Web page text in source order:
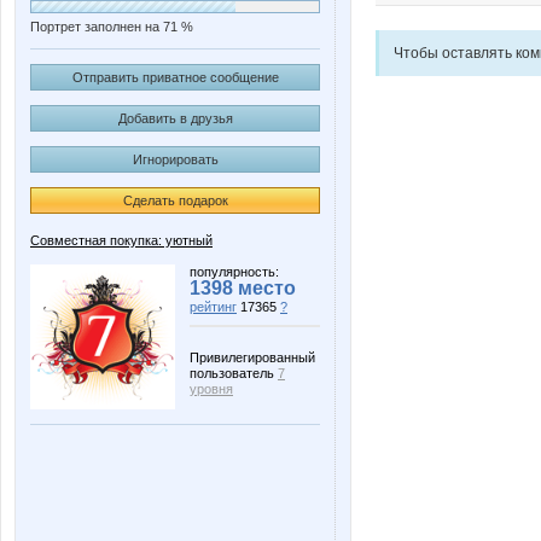
Портрет заполнен на 71 %
Отправить приватное сообщение
Добавить в друзья
Игнорировать
Сделать подарок
Совместная покупка: уютный
популярность:
1398 место
рейтинг 17365 ?
Привилегированный
пользователь 7
уровня
Чтобы оставлять